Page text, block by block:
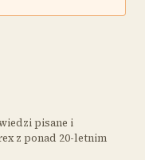
pisane i
z ponad 20-letnim